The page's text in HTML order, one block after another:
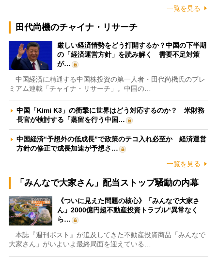
一覧を見る
田代尚機のチャイナ・リサーチ
厳しい経済情勢をどう打開するか？中国の下半期
の「経済運営方針」を読み解く 需要不足対策
が…
中国経済に精通する中国株投資の第一人者・田代尚機氏のプレ
ミアム連載「チャイナ・リサーチ」。中国の…
中国「Kimi K3」の衝撃に世界はどう対応するのか？ 米財務
長官が検討する「蒸留を行う中国…
中国経済“予想外の低成長”で政策のテコ入れ必至か 経済運営
方針の修正で成長加速が予想さ…
一覧を見る
「みんなで大家さん」配当ストップ騒動の内幕
《ついに見えた問題の核心》「みんなで大家さ
ん」2000億円超不動産投資トラブル“異常なく
ら…
本誌『週刊ポスト』が追及してきた不動産投資商品「みんなで
大家さん」がいよいよ最終局面を迎えている…